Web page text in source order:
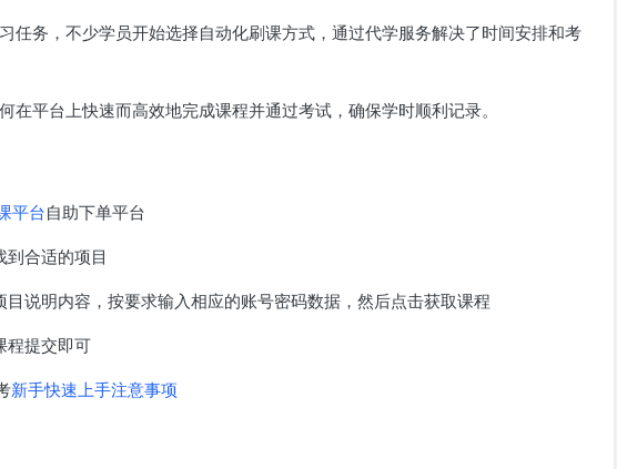
任务，不少学员开始选择自动化刷课方式，通过代学服务解决了时间安排和考
在平台上快速而高效地完成课程并通过考试，确保学时顺利记录。
平台自助下单平台
合适的项目
说明内容，按要求输入相应的账号密码数据，然后点击获取课程
程提交即可
新手快速上手注意事项